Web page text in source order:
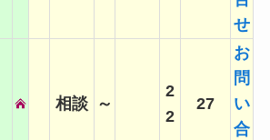
せ
相談 ～
2
2
27
お
問
い
合